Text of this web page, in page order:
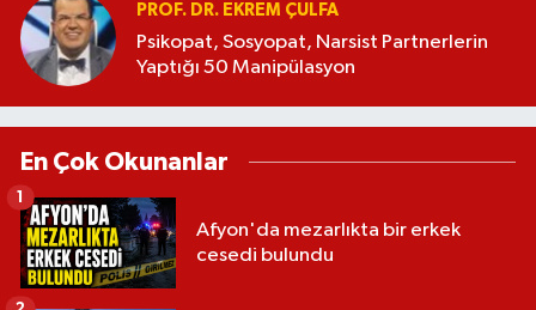
PROF. DR. EKREM ÇULFA
Psikopat, Sosyopat, Narsist Partnerlerin
Yaptığı 50 Manipülasyon
En Çok Okunanlar
Afyon'da mezarlıkta bir erkek
cesedi bulundu
1